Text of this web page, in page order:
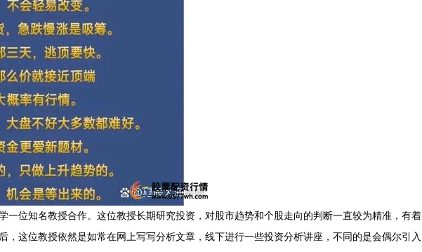
一位知名教授合作。这位教授长期研究投资，对股市趋势和个股走向的判断一直较为精准，有着
，这位教授依然是如常在网上写写分析文章，线下进行一些投资分析讲座，不同的是会偶尔引入